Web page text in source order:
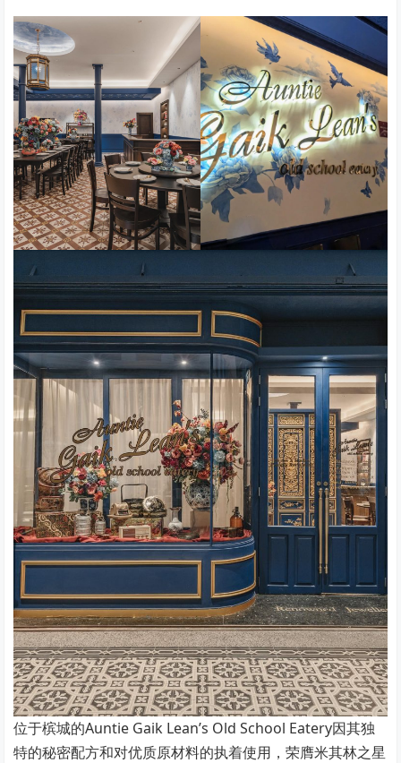
位于槟城的Auntie Gaik Lean’s Old School Eatery因其独
特的秘密配方和对优质原材料的执着使用，荣膺米其林之星